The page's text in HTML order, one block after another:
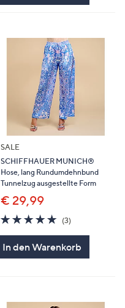
SALE
SCHIFFHAUER MUNICH®
Hose, lang Rundumdehnbund
Tunnelzug ausgestellte Form
€ 29,99
5.0
von
(3)3
In den Warenkorb